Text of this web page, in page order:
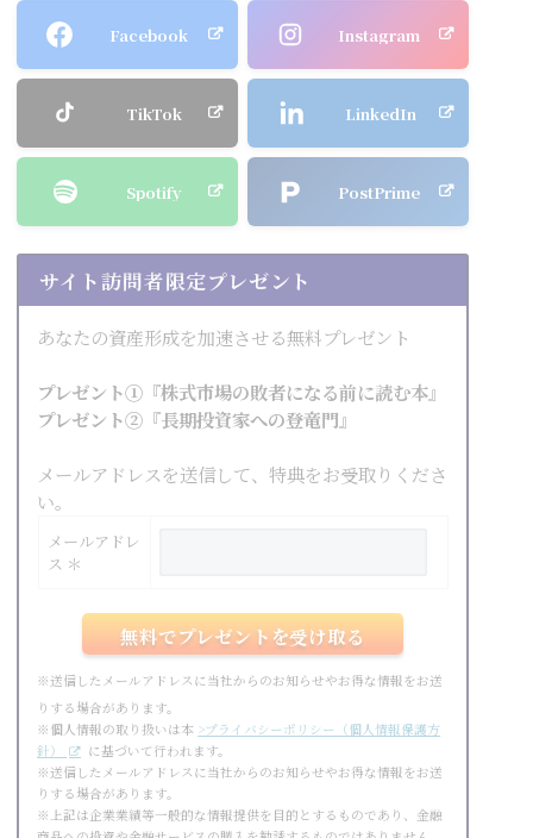
Facebook Instagram
TikTok LinkedIn
Spotify PostPrime
サイト訪問者限定プレゼント
あなたの資産形成を加速させる無料プレゼント
プレゼント①『株式市場の敗者になる前に読む本』
プレゼント②『長期投資家への登竜門』
メールアドレスを送信して、特典をお受取りくださ
い。
メールアドレ
ス ＊
※送信したメールアドレスに当社からのお知らせやお得な情報をお送
りする場合があります。
※個人情報の取り扱いは本 >プライバシーポリシー（個人情報保護方
針）
に基づいて行われます。
※送信したメールアドレスに当社からのお知らせやお得な情報をお送
りする場合があります。
※上記は企業業績等一般的な情報提供を目的とするものであり、金融